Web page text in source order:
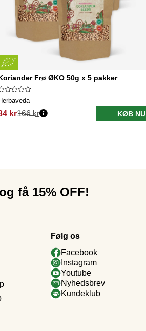
Frø ØKO 50g x 5 pakker
kr166 kr KØB NU
få 15% OFF!
Følg os
Facebook
Instagram
Youtube
Nyhedsbrev
Kundeklub